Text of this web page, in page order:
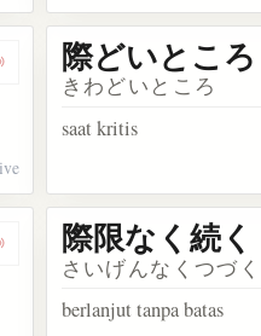
kosakata 際する
際どいところ
きわどいところ
saat kritis
kosakata 際限なく
際限なく続く
さいげんなくつづく
berlanjut tanpa batas